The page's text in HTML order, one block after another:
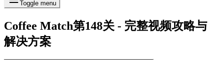
Toggle menu
Coffee Match第148关 - 完整视频攻略与
解决方案